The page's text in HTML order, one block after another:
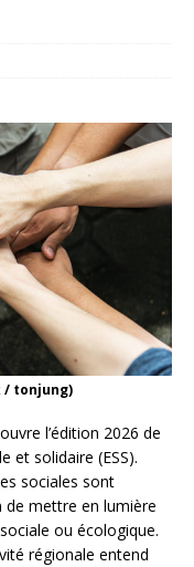
/ tonjung)
l’édition 2026 de
et solidaire (ESS).
sociales sont
de mettre en lumière
ou écologique.
régionale entend